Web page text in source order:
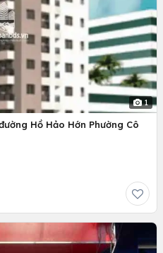
1
Hồ Hảo Hớn Phường Cô